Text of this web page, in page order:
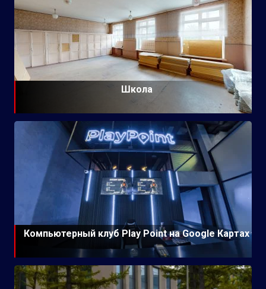
Школа
Компьютерный клуб Play Point на Google Картах